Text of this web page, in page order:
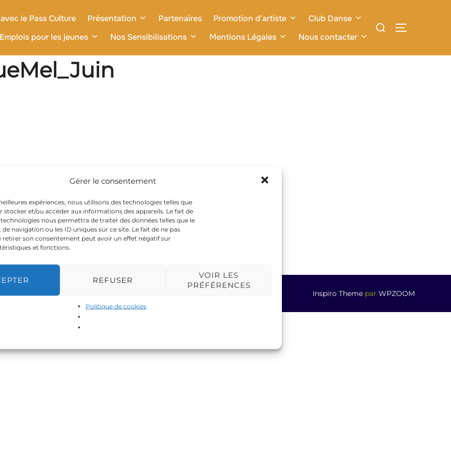
Gérer le consentement
expériences, nous utilisons des technologies telles que
stocker et/ou accéder aux informations des appareils. Le fait de
nous permettra de traiter des données telles que le
navigation ou les ID uniques sur ce site. Le fait de ne pas
retirer son consentement peut avoir un effet négatif sur
et fonctions.
REFUSER
VOIR LES
PRÉFÉRENCES
Politique de cookies
le Pass Culture Présentation Partenaires Promotion d’artiste
Club Danse
pour les jeunes
Nos Sensibilisations Mentions Légales Nous contacter
Inspiro Theme par WPZOOM